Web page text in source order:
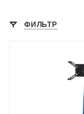
ФИЛЬТР